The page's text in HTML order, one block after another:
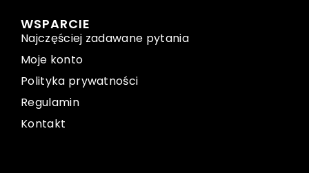
WSPARCIE
Najczęściej zadawane pytania
Moje konto
Polityka prywatności
Regulamin
Kontakt